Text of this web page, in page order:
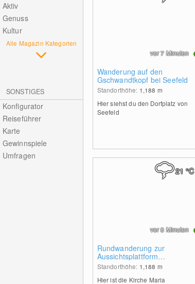
Aktiv
Genuss
Kultur
Alle Magazin Kategorien
SONSTIGES
Konfigurator
Reiseführer
Karte
Gewinnspiele
Umfragen
Wanderung auf den
Gschwandtkopf bei Seefeld
Standorthöhe: 1,188 m
Hier siehst du den Dorfplatz von
Seefeld
vor 7 Minuten
Rundwanderung zur
Aussichtsplattform
Brunschkopf bei Seefeld
Standorthöhe: 1,188 m
Hier ist die Kirche Maria
21°C
vor 8 Minuten